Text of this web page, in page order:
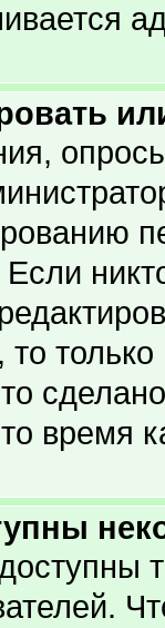
то
время